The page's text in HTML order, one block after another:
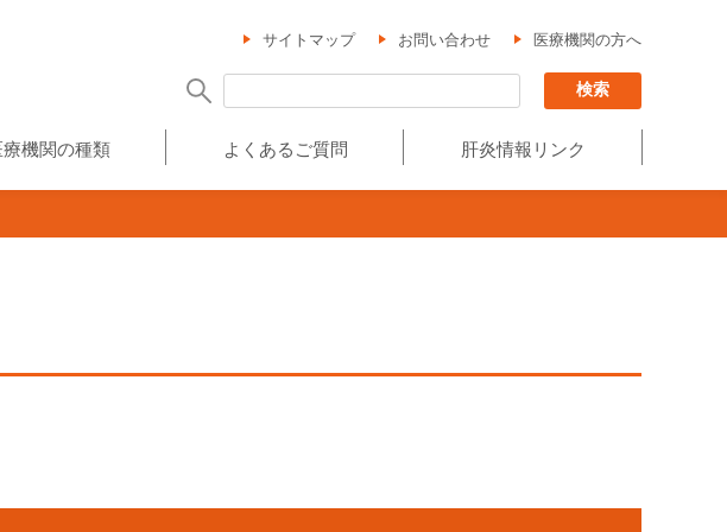
サイトマップ お問い合わせ 医療機関の方へ
療機関の種類 よくあるご質問 肝炎情報リンク